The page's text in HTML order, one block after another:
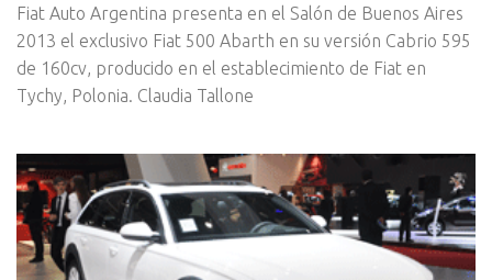
Fiat Auto Argentina presenta en el Salón de Buenos Aires
2013 el exclusivo Fiat 500 Abarth en su versión Cabrio 595
de 160cv, producido en el establecimiento de Fiat en
Tychy, Polonia. Claudia Tallone